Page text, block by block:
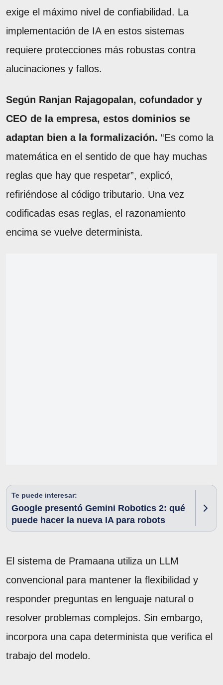
exige el máximo nivel de confiabilidad. La
implementación de IA en estos sistemas
requiere protecciones más robustas contra
alucinaciones y fallos.
Según Ranjan Rajagopalan, cofundador y
CEO de la empresa, estos dominios se
adaptan bien a la formalización. “Es como la
matemática en el sentido de que hay muchas
reglas que hay que respetar”, explicó,
refiriéndose al código tributario. Una vez
codificadas esas reglas, el razonamiento
encima se vuelve determinista.
Te puede interesar:
Google presentó Gemini Robotics 2: qué
puede hacer la nueva IA para robots
El sistema de Pramaana utiliza un LLM
convencional para mantener la flexibilidad y
responder preguntas en lenguaje natural o
resolver problemas complejos. Sin embargo,
incorpora una capa determinista que verifica el
trabajo del modelo.